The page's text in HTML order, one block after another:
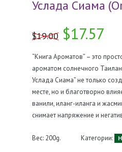
Услада Сиама
$19.00 $17.57
“Книга Ароматов” – это
ароматом солнечного
Услада Сиама” не только
месте, но и благотворно
ванили, иланг-иланга и
снимает напряжение и
Вес: 200g. Категории: